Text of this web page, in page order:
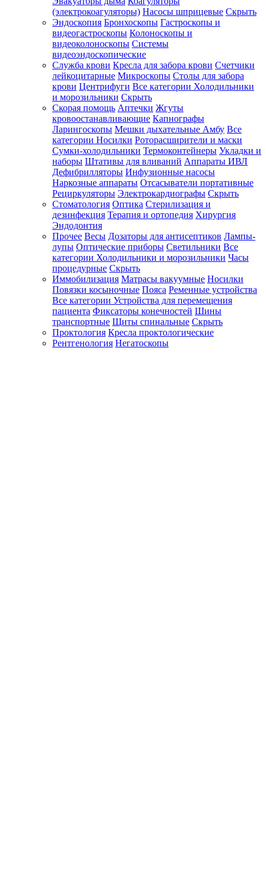
(электрокоагуляторы) Насосы шприцевые Скрыть
Эндоскопия Бронхоскопы Гастроскопы и
видеогастроскопы Колоноскопы и
видеоколоноскопы Системы
видеоэндоскопические
Служба крови Кресла для забора крови Счетчики
лейкоцитарные Микроскопы Столы для забора
крови Центрифуги Все категории Холодильники
и морозильники Скрыть
Скорая помощь Аптечки Жгуты
кровоостанавливающие Капнографы
Ларингоскопы Мешки дыхательные Амбу Все
категории Носилки Роторасширители и маски
Сумки-холодильники Термоконтейнеры Укладки и
наборы Штативы для вливаний Аппараты ИВЛ
Дефибрилляторы Инфузионные насосы
Наркозные аппараты Отсасыватели портативные
Рециркуляторы Электрокардиографы Скрыть
Стоматология Оптика Стерилизация и
дезинфекция Терапия и ортопедия Хирургия
Эндодонтия
Прочее Весы Дозаторы для антисептиков Лампы-
лупы Оптические приборы Светильники Все
категории Холодильники и морозильники Часы
процедурные Скрыть
Иммобилизация Матрасы вакуумные Носилки
Повязки косыночные Пояса Ременные устройства
Все категории Устройства для перемещения
пациента Фиксаторы конечностей Шины
транспортные Щиты спинальные Скрыть
Проктология Кресла проктологические
Рентгенология Негатоскопы